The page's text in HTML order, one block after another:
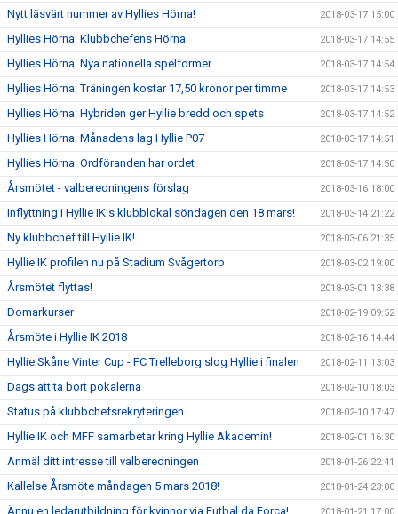
Nytt läsvärt nummer av Hyllies Hörna! 2018-03-17 15:00
Hyllies Hörna: Klubbchefens Hörna 2018-03-17 14:55
Hyllies Hörna: Nya nationella spelformer 2018-03-17 14:54
Hyllies Hörna: Träningen kostar 17,50 kronor per timme 2018-03-17 14:53
Hyllies Hörna: Hybriden ger Hyllie bredd och spets 2018-03-17 14:52
Hyllies Hörna: Månadens lag Hyllie P07 2018-03-17 14:51
Hyllies Hörna: Ordföranden har ordet 2018-03-17 14:50
Årsmötet - valberedningens förslag 2018-03-16 18:00
Inflyttning i Hyllie IK:s klubblokal söndagen den 18 mars! 2018-03-14 21:22
Ny klubbchef till Hyllie IK! 2018-03-06 21:35
Hyllie IK profilen nu på Stadium Svågertorp 2018-03-02 19:00
Årsmötet flyttas! 2018-03-01 13:38
Domarkurser 2018-02-19 09:52
Årsmöte i Hyllie IK 2018 2018-02-16 14:44
Hyllie Skåne Vinter Cup - FC Trelleborg slog Hyllie i finalen 2018-02-11 13:03
Dags att ta bort pokalerna 2018-02-10 18:03
Status på klubbchefsrekryteringen 2018-02-10 17:47
Hyllie IK och MFF samarbetar kring Hyllie Akademin! 2018-02-01 16:30
Anmäl ditt intresse till valberedningen 2018-01-26 22:41
Kallelse Årsmöte måndagen 5 mars 2018! 2018-01-24 23:00
Ännu en ledarutbildning för kvinnor via Futbal da Forca!